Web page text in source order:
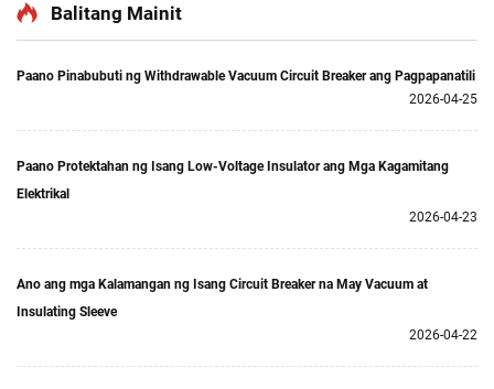
Balitang Mainit
Paano Pinabubuti ng Withdrawable Vacuum Circuit Breaker ang Pagpapanatili
2026-04-25
Paano Protektahan ng Isang Low-Voltage Insulator ang Mga Kagamitang
Elektrikal
2026-04-23
Ano ang mga Kalamangan ng Isang Circuit Breaker na May Vacuum at
Insulating Sleeve
2026-04-22